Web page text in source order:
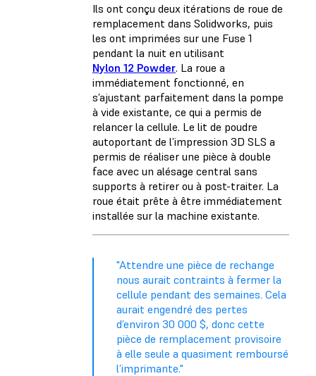
Ils ont conçu deux itérations de roue de
remplacement dans Solidworks, puis
les ont imprimées sur une Fuse 1
pendant la nuit en utilisant
Nylon 12 Powder. La roue a
immédiatement fonctionné, en
s’ajustant parfaitement dans la pompe
à vide existante, ce qui a permis de
relancer la cellule. Le lit de poudre
autoportant de l’impression 3D SLS a
permis de réaliser une pièce à double
face avec un alésage central sans
supports à retirer ou à post-traiter. La
roue était prête à être immédiatement
installée sur la machine existante.
"Attendre une pièce de rechange
nous aurait contraints à fermer la
cellule pendant des semaines. Cela
aurait engendré des pertes
d’environ 30 000 $, donc cette
pièce de remplacement provisoire
à elle seule a quasiment remboursé
l’imprimante."